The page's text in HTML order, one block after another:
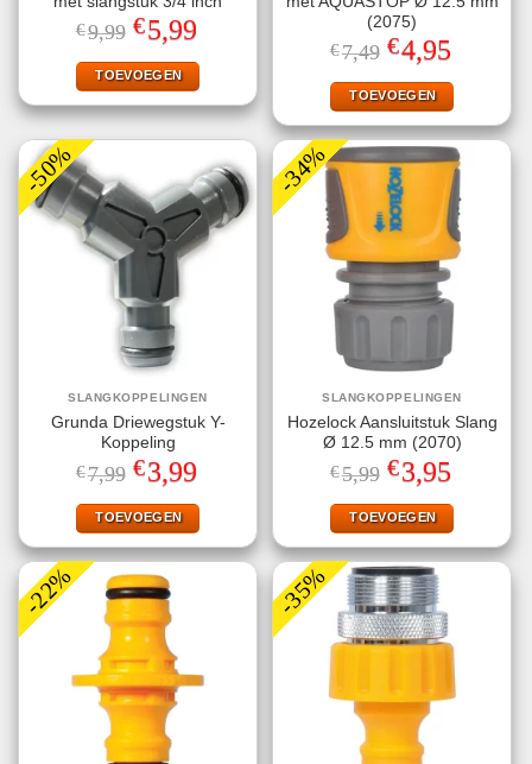
€9,99 Oorspronkelijke
prijs
was:
€9,99.
€5,99
is:
€5,99.
TOEVOEGEN
(2075)
€7,49 Oorspronkelijke
prijs
was:
€7,49.
€4,95
is:
€4,95.
TOEVOEGEN
-50%
SLANGKOPPELINGEN
Grunda Driewegstuk Y-
Koppeling
€7,99 Oorspronkelijke
prijs
was:
€7,99.
€3,99
is:
€3,99.
TOEVOEGEN
-34%
SLANGKOPPELINGEN
Hozelock Aansluitstuk Slang
Ø 12.5 mm (2070)
€5,99 Oorspronkelijke
prijs
was:
€5,99.
€3,95
is:
€3,95.
TOEVOEGEN
-22% -35%